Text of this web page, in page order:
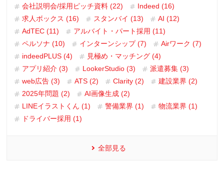
会社説明会/採用ピッチ資料 (22)
Indeed (16)
求人ボックス (16)
スタンバイ (13)
AI (12)
AdTEC (11)
アルバイト・パート採用 (11)
ペルソナ (10)
インターンシップ (7)
Airワーク (7)
indeedPLUS (4)
見極め・マッチング (4)
アプリ紹介 (3)
LookerStudio (3)
派遣募集 (3)
web広告 (3)
ATS (2) Clarity (2)
建設業界 (2)
2025年問題 (2)
AI画像生成 (2)
LINEイラストくん (1)
警備業界 (1)
物流業界 (1)
ドライバー採用 (1)
全部見る